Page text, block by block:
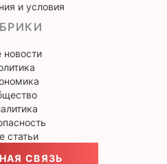
и условия
новости
статьи
СВЯЗЬ